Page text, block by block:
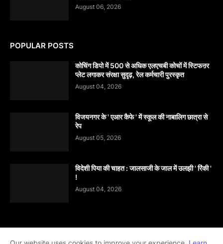
August 06, 2026
POPULAR POSTS
कोचिंग डिपो में 500 से अधिक एलएचबी कोचों में स्टिफऩर
प्लेट लगाकर संरक्षा सुदृढ़, रेल कर्मचारी पुरस्कृत
August 04, 2026
विजयनगर के ' एआर कैफे ' में स्कूल की नाबालिग छात्रा से
रेप
August 05, 2026
विदेशी पिया की चाहत : जालसाजी के जाल में उलझी ' रिंकी '
!
August 04, 2026